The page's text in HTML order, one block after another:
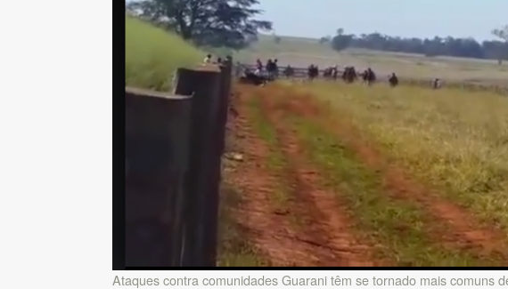
Ataques contra comunidades Guarani têm se tornado mais comuns